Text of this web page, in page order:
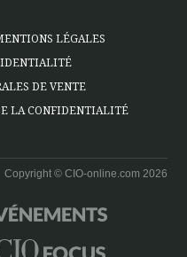
LÉGALES
DE VENTE
LA CONFIDENTIALITÉ
Copyright © CIO-online.com 2026